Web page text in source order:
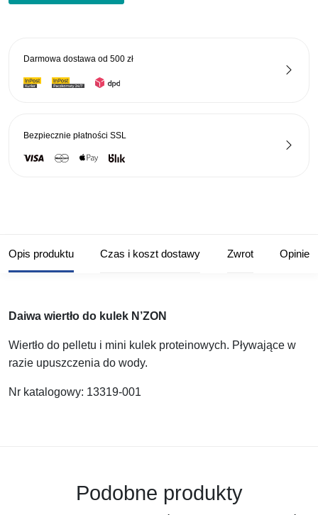
Darmowa dostawa od 500 zł
Bezpiecznie płatności SSL
Opis produktu Czas i koszt dostawy Zwrot Opinie
Daiwa wiertło do kulek N’ZON
Wiertło do pelletu i mini kulek proteinowych. Pływające w
razie upuszczenia do wody.
Nr katalogowy: 13319-001
Podobne produkty